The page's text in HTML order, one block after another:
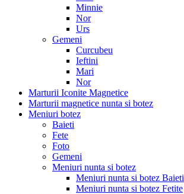
Minnie
Nor
Urs
Gemeni
Curcubeu
Ieftini
Mari
Nor
Marturii Iconite Magnetice
Marturii magnetice nunta si botez
Meniuri botez
Baieti
Fete
Foto
Gemeni
Meniuri nunta si botez
Meniuri nunta si botez Baieti
Meniuri nunta si botez Fetite